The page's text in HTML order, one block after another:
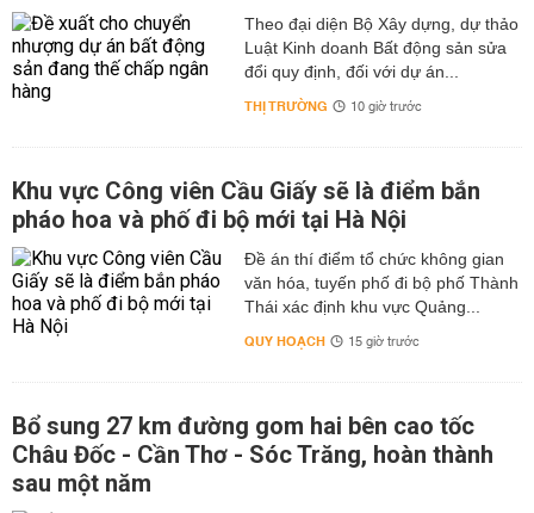
Theo đại diện Bộ Xây dựng, dự thảo
Luật Kinh doanh Bất động sản sửa
đổi quy định, đối với dự án...
THỊ TRƯỜNG 10 giờ trước
Khu vực Công viên Cầu Giấy sẽ là điểm bắn
pháo hoa và phố đi bộ mới tại Hà Nội
Đề án thí điểm tổ chức không gian
văn hóa, tuyến phố đi bộ phố Thành
Thái xác định khu vực Quảng...
QUY HOẠCH 15 giờ trước
Bổ sung 27 km đường gom hai bên cao tốc
Châu Đốc - Cần Thơ - Sóc Trăng, hoàn thành
sau một năm